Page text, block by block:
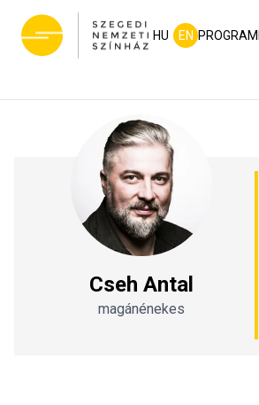
HU EN PROGRAM
Cseh Antal
magánénekes